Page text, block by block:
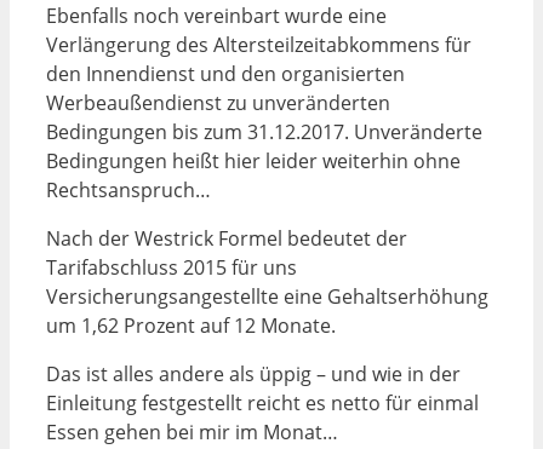
Ebenfalls noch vereinbart wurde eine
Verlängerung des Altersteilzeitabkommens für
den Innendienst und den organisierten
Werbeaußendienst zu unveränderten
Bedingungen bis zum 31.12.2017. Unveränderte
Bedingungen heißt hier leider weiterhin ohne
Rechtsanspruch…
Nach der Westrick Formel bedeutet der
Tarifabschluss 2015 für uns
Versicherungsangestellte eine Gehaltserhöhung
um 1,62 Prozent auf 12 Monate.
Das ist alles andere als üppig – und wie in der
Einleitung festgestellt reicht es netto für einmal
Essen gehen bei mir im Monat…